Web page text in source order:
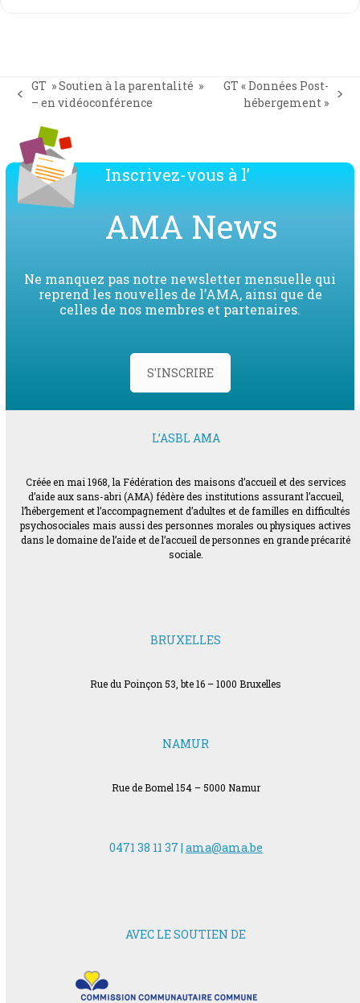
previous
GT » Soutien à la parentalité »
– en vidéoconférence
next
GT « Données Post-
hébergement »
Inscrivez-vous à l’
AMA News
Ne manquez pas notre newsletter mensuelle qui
reprend les nouvelles de l’AMA, ainsi que de
celles de nos membres et partenaires.
S'INSCRIRE
L’ASBL AMA
Créée en mai 1968, la Fédération des maisons d’accueil et des services
d’aide aux sans-abri (AMA) fédère des institutions assurant l’accueil,
l’hébergement et l’accompagnement d’adultes et de familles en difficultés
psychosociales mais aussi des personnes morales ou physiques actives
dans le domaine de l’aide et de l’accueil de personnes en grande précarité
sociale.
BRUXELLES
Rue du Poinçon 53, bte 16 – 1000 Bruxelles
NAMUR
Rue de Bomel 154 – 5000 Namur
0471 38 11 37 | ama@ama.be
AVEC LE SOUTIEN DE